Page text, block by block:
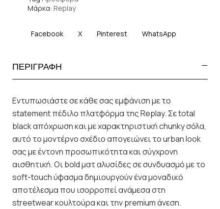
Μάρκα: Replay
Facebook X Pinterest WhatsApp
ΠΕΡΙΓΡΑΦΗ
Εντυπωσιάστε σε κάθε σας εμφάνιση με το
statement πέδιλο πλατφόρμα της Replay. Σε total
black απόχρωση και με χαρακτηριστική chunky σόλα,
αυτό το μοντέρνο σχέδιο απογειώνει το urban look
σας με έντονη προσωπικότητα και σύγχρονη
αισθητική. Οι bold ματ αλυσίδες σε συνδυασμό με το
soft-touch ύφασμα δημιουργούν ένα μοναδικό
αποτέλεσμα που ισορροπεί ανάμεσα στη
streetwear κουλτούρα και την premium άνεση.